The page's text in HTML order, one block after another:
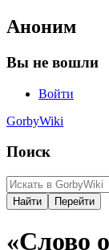
Аноним
Вы не вошли
Войти
GorbyWiki
Поиск
«Слово